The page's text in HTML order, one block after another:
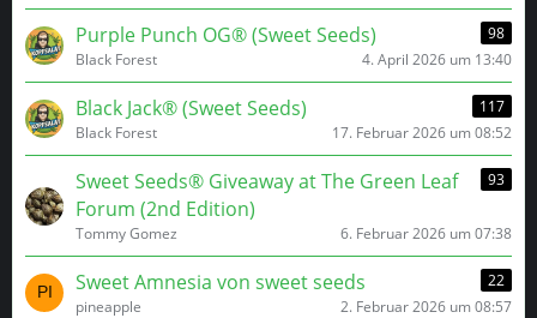
Purple Punch OG® (Sweet Seeds)
98
Black Forest
4. April 2026 um 13:40
Black Jack® (Sweet Seeds)
117
Black Forest
17. Februar 2026 um 08:52
Sweet Seeds® Giveaway at The Green Leaf
Forum (2nd Edition)
93
Tommy Gomez 6. Februar 2026 um 07:38
Sweet Amnesia von sweet seeds
22
pineapple
2. Februar 2026 um 08:57